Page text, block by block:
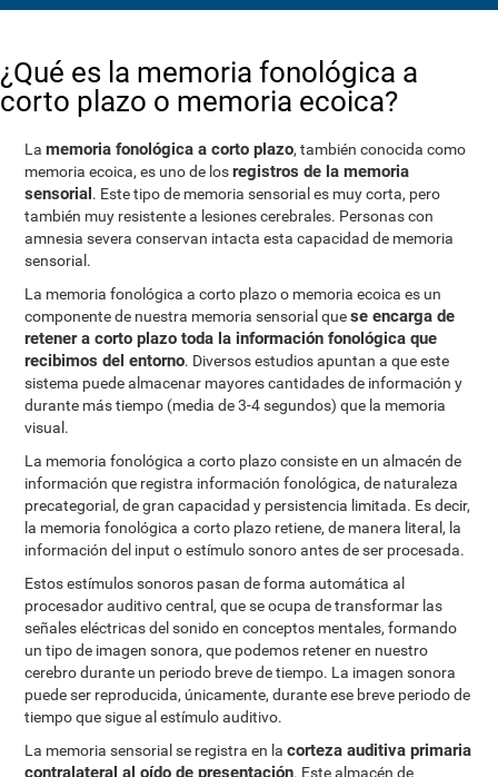
¿Qué es la memoria fonológica a
corto plazo o memoria ecoica?
Lamemoria fonológica a corto plazo, también conocida como
memoria ecoica, es uno de losregistros de la memoria
sensorial. Este tipo de memoria sensorial es muy corta, pero
también muy resistente a lesiones cerebrales. Personas con
amnesia severa conservan intacta esta capacidad de memoria
sensorial.
La memoria fonológica a corto plazo o memoria ecoica es un
componente de nuestra memoria sensorial quese encarga de
retener a corto plazo toda la información fonológica que
recibimos del entorno. Diversos estudios apuntan a que este
sistema puede almacenar mayores cantidades de información y
durante más tiempo (media de 3-4 segundos) que la memoria
visual.
La memoria fonológica a corto plazo consiste en un almacén de
información que registra información fonológica, de naturaleza
precategorial, de gran capacidad y persistencia limitada. Es decir,
la memoria fonológica a corto plazo retiene, de manera literal, la
información del input o estímulo sonoro antes de ser procesada.
Estos estímulos sonoros pasan de forma automática al
procesador auditivo central, que se ocupa de transformar las
señales eléctricas del sonido en conceptos mentales, formando
un tipo de imagen sonora, que podemos retener en nuestro
cerebro durante un periodo breve de tiempo. La imagen sonora
puede ser reproducida, únicamente, durante ese breve periodo de
tiempo que sigue al estímulo auditivo.
La memoria sensorial se registra en lacorteza auditiva primaria
contralateral al oído de presentación. Este almacén de